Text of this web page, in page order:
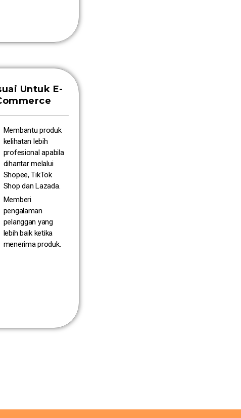
Untuk E-
Membantu produk
kelihatan lebih
profesional apabila
dihantar melalui
Shopee, TikTok
Shop dan Lazada.
Memberi
pengalaman
pelanggan yang
lebih baik ketika
menerima produk.